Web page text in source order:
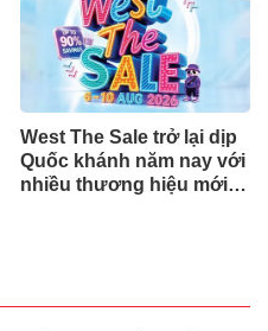
West The Sale trở lại dịp
Quốc khánh năm nay với
nhiều thương hiệu mới,